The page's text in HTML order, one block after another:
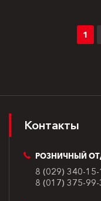
1
Контакты
РОЗНИЧНЫЙ
8 (029) 340-15-
8 (017) 375-99-